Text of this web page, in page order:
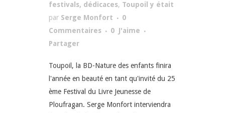
festivals, dédicaces, Toupoil y était
par Serge Monfort
0
Commentaires
0 J'aime
Partager
Toupoil, la BD-Nature des enfants finira
l'année en beauté en tant qu'invité du 25
ème Festival du Livre Jeunesse de
Ploufragan. Serge Monfort interviendra